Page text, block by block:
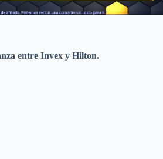
entre Invex y Hilton.